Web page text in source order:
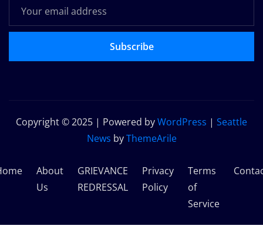
Subscribe
Copyright © 2025 | Powered byWordPress | Seattle
News byThemeArile
About
Us
GRIEVANCE
REDRESSAL
Privacy
Policy
Terms
of
Service